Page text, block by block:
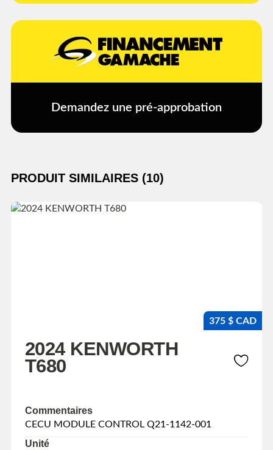
Demandez une pré-approbation
PRODUIT SIMILAIRES (10)
375 $ CAD
2024 KENWORTH
T680
Commentaires
CECU MODULE CONTROL Q21-1142-001
Unité